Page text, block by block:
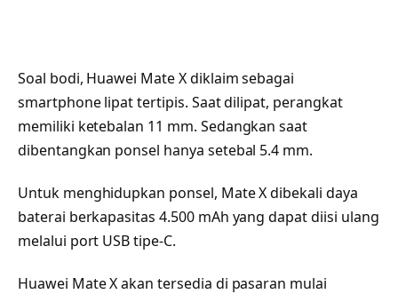
Soal bodi, Huawei Mate X diklaim sebagai
smartphone lipat tertipis. Saat dilipat, perangkat
memiliki ketebalan 11 mm. Sedangkan saat
dibentangkan ponsel hanya setebal 5.4 mm.
Untuk menghidupkan ponsel, Mate X dibekali daya
baterai berkapasitas 4.500 mAh yang dapat diisi ulang
melalui port USB tipe-C.
Huawei Mate X akan tersedia di pasaran mulai